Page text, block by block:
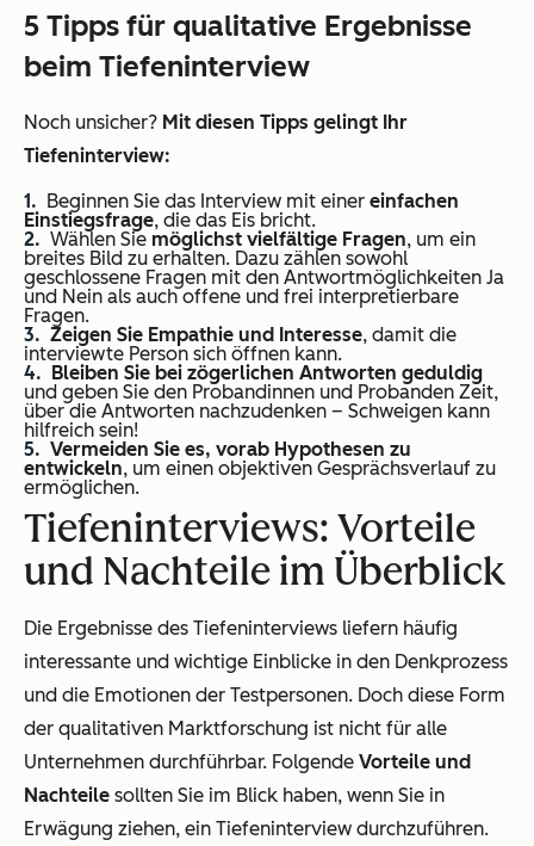
5 Tipps für qualitative Ergebnisse
beim Tiefeninterview
Noch unsicher? Mit diesen Tipps gelingt Ihr
Tiefeninterview:
Beginnen Sie das Interview mit einer einfachen
Einstiegsfrage, die das Eis bricht.
Wählen Sie möglichst vielfältige Fragen, um ein
breites Bild zu erhalten. Dazu zählen sowohl
geschlossene Fragen mit den Antwortmöglichkeiten Ja
und Nein als auch offene und frei interpretierbare
Fragen.
Zeigen Sie Empathie und Interesse, damit die
interviewte Person sich öffnen kann.
Bleiben Sie bei zögerlichen Antworten geduldig
und geben Sie den Probandinnen und Probanden Zeit,
über die Antworten nachzudenken – Schweigen kann
hilfreich sein!
Vermeiden Sie es, vorab Hypothesen zu
entwickeln, um einen objektiven Gesprächsverlauf zu
ermöglichen.
Tiefeninterviews: Vorteile
und Nachteile im Überblick
Die Ergebnisse des Tiefeninterviews liefern häufig
interessante und wichtige Einblicke in den Denkprozess
und die Emotionen der Testpersonen. Doch diese Form
der qualitativen Marktforschung ist nicht für alle
Unternehmen durchführbar. Folgende Vorteile und
Nachteile sollten Sie im Blick haben, wenn Sie in
Erwägung ziehen, ein Tiefeninterview durchzuführen.